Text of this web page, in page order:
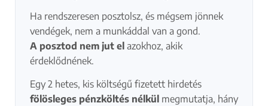
Ha rendszeresen posztolsz, és mégsem jönnek
vendégek, nem a munkáddal van a gond.
A posztod nem jut el azokhoz, akik
érdeklődnének.
Egy 2 hetes, kis költségű fizetett hirdetés
fölösleges pénzköltés nélkül megmutatja, hány